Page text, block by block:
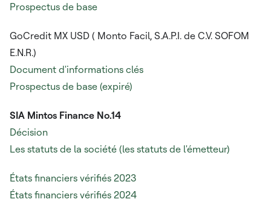
Prospectus de base
GoCredit MX USD ( Monto Facil, S.A.P.I. de C.V. SOFOM
E.N.R.)
Document d'informations clés
Prospectus de base (expiré)
SIA Mintos Finance No.14
Décision
Les statuts de la société (les statuts de l'émetteur)
États financiers vérifiés 2023
États financiers vérifiés 2024